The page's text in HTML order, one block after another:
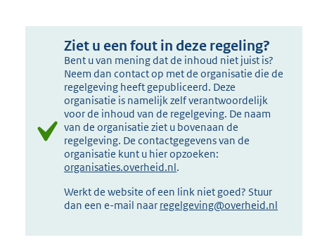
Ziet u een fout in deze regeling?
Bent u van mening dat de inhoud niet juist is?
Neem dan contact op met de organisatie die de
regelgeving heeft gepubliceerd. Deze
organisatie is namelijk zelf verantwoordelijk
voor de inhoud van de regelgeving. De naam
van de organisatie ziet u bovenaan de
regelgeving. De contactgegevens van de
organisatie kunt u hier opzoeken:
organisaties.overheid.nl.
Werkt de website of een link niet goed? Stuur
dan een e-mail naar regelgeving@overheid.nl